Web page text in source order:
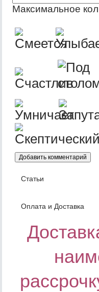
Максимальное
Статьи
Оплата и Доставка